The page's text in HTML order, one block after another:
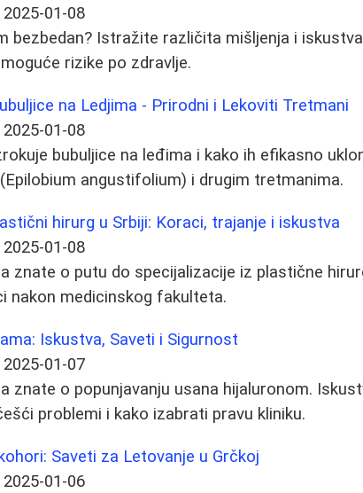
2025-01-08
bezbedan? Istražite različita mišljenja i
rizike po zdravlje.
na Ledjima - Prirodni i Lekoviti Tretmani
2025-01-08
bubuljice na leđima i kako ih efikasno
angustifolium) i drugim tretmanima.
hirurg u Srbiji: Koraci, trajanje i iskustva
2025-01-08
znate o putu do specijalizacije iz plastične
nakon medicinskog fakulteta.
Iskustva, Saveti i Sigurnost
2025-01-07
znate o popunjavanju usana hijaluronom.
problemi i kako izabrati pravu kliniku.
Saveti za Letovanje u Grčkoj
2025-01-06